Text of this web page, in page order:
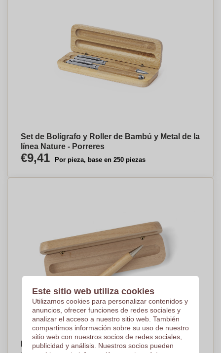
Set de Bolígrafo y Roller de Bambú y Metal de la
línea Nature - Porreres
€9,41 Por pieza, base en 250 piezas
Bolígrafo de madera de haya y metal con
Este sitio web utiliza cookies
Utilizamos cookies para personalizar contenidos y
anuncios, ofrecer funciones de redes sociales y
analizar el acceso a nuestro sitio web. También
compartimos información sobre su uso de nuestro
sitio web con nuestros socios de redes sociales,
publicidad y análisis. Nuestros socios pueden